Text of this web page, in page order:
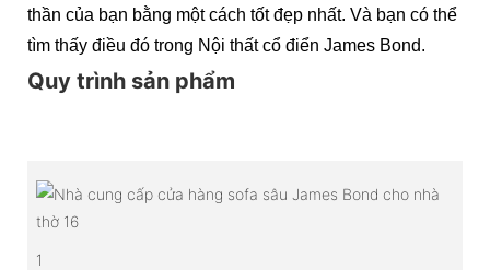
thần của bạn bằng một cách tốt đẹp nhất. Và bạn có thể
tìm thấy điều đó trong Nội thất cổ điển James Bond.
Quy trình sản phẩm
1